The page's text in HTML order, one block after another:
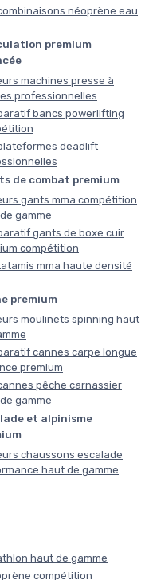
néoprène eau
premium
machines presse à
professionnelles
bancs powerlifting
deadlift
de combat premium
gants mma compétition
gamme
gants de boxe cuir
compétition
mma haute densité
premium
moulinets spinning haut
cannes carpe longue
premium
pêche carnassier
gamme
et alpinisme
chaussons escalade
haut de gamme
haut de gamme
compétition